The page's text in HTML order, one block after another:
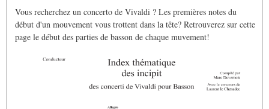
Vous recherchez un concerto de Vivaldi ? Les premières notes du
début d'un mouvement vous trottent dans la tête? Retrouverez sur cette
page le début des parties de basson de chaque muvement!